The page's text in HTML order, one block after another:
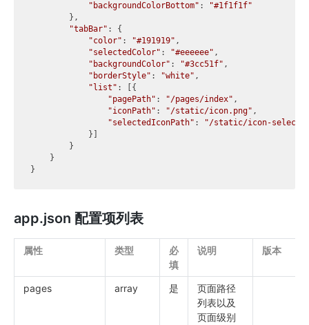
"backgroundColorBottom" :
"#1f1f1f"
        },
"tabBar" : {
"color" : "#191919" ,
"selectedColor" : "#eeeeee" ,
"backgroundColor" : "#3cc51f" ,
"borderStyle" : "white" ,
"list" : [{
"pagePath" : "/pages/index" ,
"iconPath" : "/static/icon.png" ,
"selectedIconPath" :
"/static/icon-
            }]
        }
    }
app.json 配置项列表
属性 类型
必
填
说明 版本
pages array 是
页面路径
列表以及
页面级别